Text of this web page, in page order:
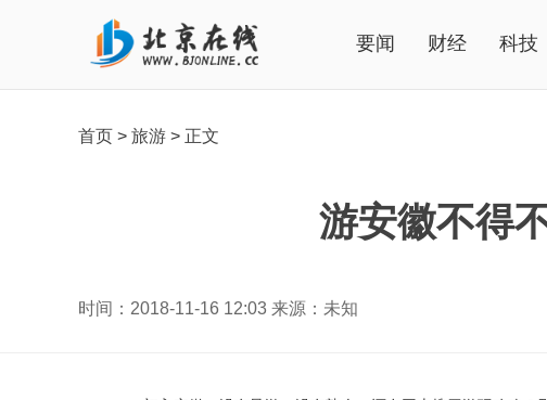
要闻 财经 科技
首页 > 旅游 > 正文
游安徽不得
时间：2018-11-16 12:03 来源：未知